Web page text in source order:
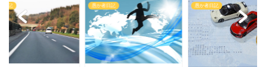
日記 愚か者日記 愚か者日記